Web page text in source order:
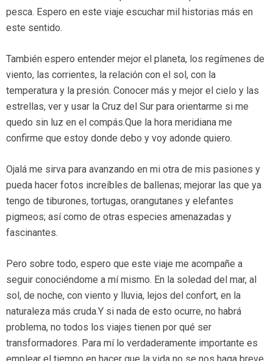
pesca. Espero en este viaje escuchar mil historias más en
este sentido.
También espero entender mejor el planeta, los regímenes de
viento, las corrientes, la relación con el sol, con la
temperatura y la presión. Conocer más y mejor el cielo y las
estrellas, ver y usar la Cruz del Sur para orientarme si me
quedo sin luz en el compás.Que la hora meridiana me
confirme que estoy donde debo y voy adonde quiero.
Ojalá me sirva para avanzando en mi otra de mis pasiones y
pueda hacer fotos increíbles de ballenas; mejorar las que ya
tengo de tiburones, tortugas, orangutanes y elefantes
pigmeos; así como de otras especies amenazadas y
fascinantes.
Pero sobre todo, espero que este viaje me acompañe a
seguir conociéndome a mí mismo. En la soledad del mar, al
sol, de noche, con viento y lluvia, lejos del confort, en la
naturaleza más cruda.Y si nada de esto ocurre, no habrá
problema, no todos los viajes tienen por qué ser
transformadores. Para mí lo verdaderamente importante es